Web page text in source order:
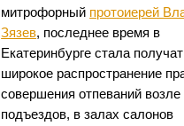
митрофорный протоиерей
Зязев, последнее время в
Екатеринбурге стала
широкое распространение
совершения отпеваний возле
подъездов, в залах салонов